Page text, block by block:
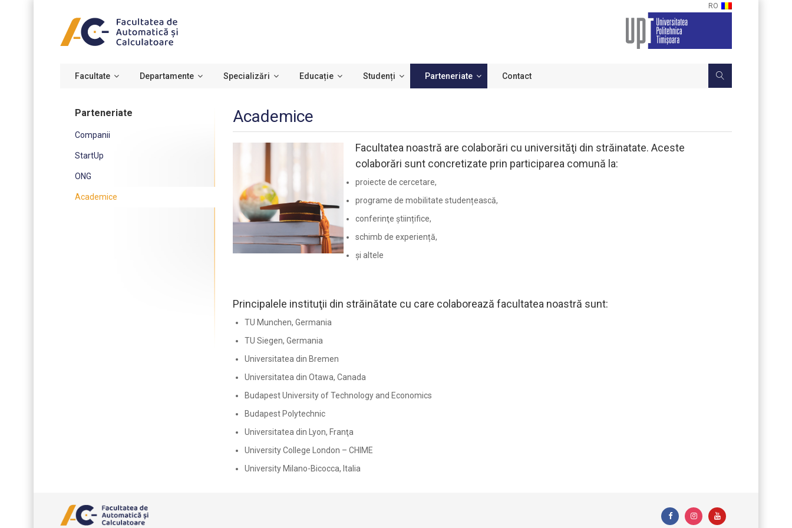
RO
Facultate Departamente Specializări Educație Studenți Parteneriate Contact
Parteneriate
Companii
StartUp
ONG
Academice
Academice
Facultatea noastră are colaborări cu universităţi din străinatate. Aceste
colaborări sunt concretizate prin participarea comună la:
proiecte de cercetare,
programe de mobilitate studențească,
conferinţe științifice,
schimb de experiență,
și altele
Principalele instituţii din străinătate cu care colaborează facultatea noastră sunt:
TU Munchen, Germania
TU Siegen, Germania
Universitatea din Bremen
Universitatea din Otawa, Canada
Budapest University of Technology and Economics
Budapest Polytechnic
Universitatea din Lyon, Franţa
University College London – CHIME
University Milano-Bicocca, Italia